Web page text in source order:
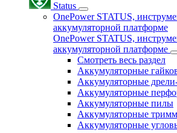
Status
OnePower STATUS,
аккумуляторной платформе
OnePower STATUS,
аккумуляторной платформе
Смотреть весь раздел
Аккумуляторные
Аккумуляторные
Аккумуляторные
Аккумуляторные пилы
Аккумуляторные
Аккумуляторные